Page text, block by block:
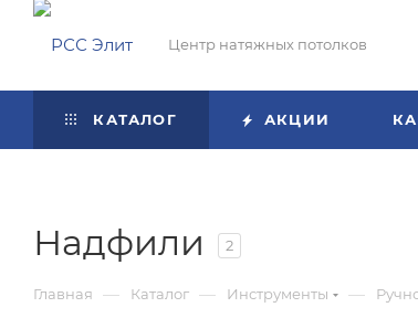
Центр натяжных потолков
КАТАЛОГ АКЦИИ
Надфили 2
Главная — Каталог — Инструменты —